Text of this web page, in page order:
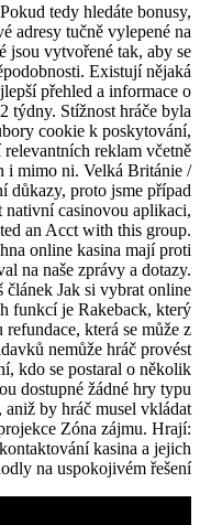
tedy hledáte bonusy,
adresy tučně vylepené na
jsou vytvořené tak, aby se
Existují nějaká
přehled a informace o
týdny. Stížnost hráče byla
cookie k poskytování,
reklam včetně
i mimo ni. Velká Británie /
proto jsme případ
casinovou aplikaci,
an Acct with this group.
online kasina mají proti
na naše zprávy a dotazy.
článek Jak si vybrat online
funkcí je Rakeback, který
která se může z
nemůže hráč provést
kdo se postaral o několik
dostupné žádné hry typu
by hráč musel vkládat
Zóna zájmu. Hrají:
kasina a jejich
na uspokojivém řešení.